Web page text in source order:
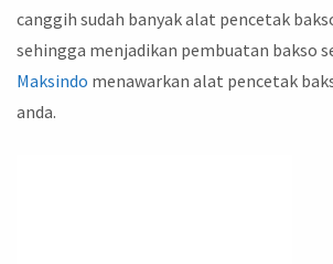
canggih sudah banyak alat pencetak
sehingga menjadikan pembuatan bakso
Maksindo menawarkan alat pencetak
anda.